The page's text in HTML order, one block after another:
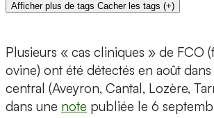
Afficher plus de tags Cacher les tags (+)
Plusieurs « cas cliniques » de FCO
ovine) ont été détectés en août
central (Aveyron, Cantal, Lozère,
dans une note publiée le 6